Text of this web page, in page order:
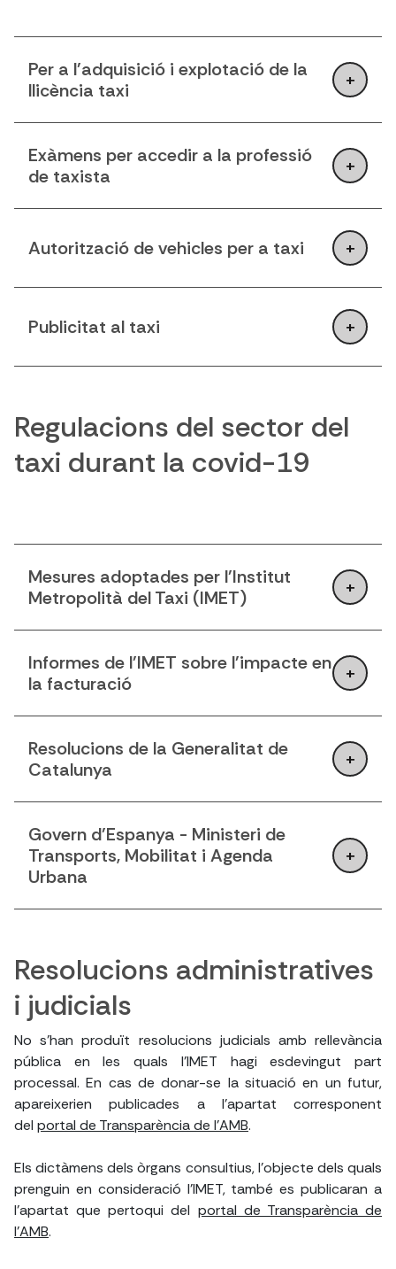
Per a l'adquisició i explotació de la
llicència taxi
Exàmens per accedir a la professió
de taxista
Autorització de vehicles per a taxi
Publicitat al taxi
Regulacions del sector del
taxi durant la covid-19
Mesures adoptades per l'Institut
Metropolità del Taxi (IMET)
Informes de l'IMET sobre l'impacte en
la facturació
Resolucions de la Generalitat de
Catalunya
Govern d'Espanya - Ministeri de
Transports, Mobilitat i Agenda
Urbana
Resolucions administratives
i judicials
No s'han produït resolucions judicials amb rellevància
pública en les quals l'IMET hagi esdevingut part
processal. En cas de donar-se la situació en un futur,
apareixerien publicades a l'apartat corresponent
del portal de Transparència de l'AMB.
Els dictàmens dels òrgans consultius, l'objecte dels quals
prenguin en consideració l'IMET, també es publicaran a
l'apartat que pertoqui del portal de Transparència de
l'AMB.